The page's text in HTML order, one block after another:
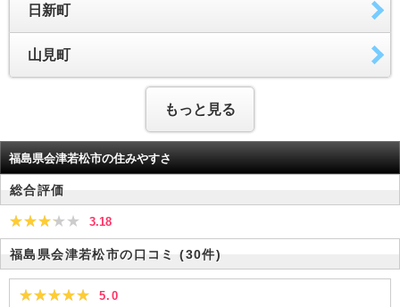
日新町
山見町
もっと見る
福島県会津若松市の住みやすさ
総合評価
3.18
福島県会津若松市の口コミ (30件)
5.0